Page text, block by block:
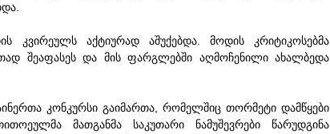
კვირეულს აქტიურად აშუქებდა. მოდის კრიტიკოსებმა
შეაფასეს და მის ფარგლებში აღმოჩენილი ახალბედა
კონკურსი გაიმართა, რომელშიც თორმეტი დამწყები
მათგანმა საკუთარი ნამუშევრები წარუდგინა